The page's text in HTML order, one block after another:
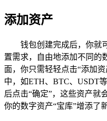
添加资产
钱包创建完成后，你就
置需求，自由地添加不同的
面，你只需轻轻点击“添加
中，如ETH、BTC、USDT
后点击“确定”，这些资产就
你的数字资产“宝库”增添了